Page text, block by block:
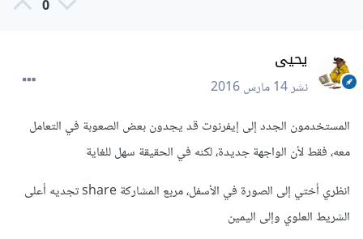
0
يحيى
نشر14 مارس 2016
المستخدمون الجدد إلى إيفرنوت قد يجدون بعض الصعوبة في التعامل
معه، فقط لأن الواجهة جديدة، لكنه في الحقيقة سهل للغاية
انظري أختي إلى الصورة في الأسفل، مربع المشاركة share تجديه أعلى
الشريط العلوي وإلى اليمين